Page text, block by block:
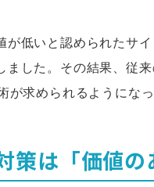
が低いと認められたサ
ました。その結果、従
が求められるようになっ
策は「価値